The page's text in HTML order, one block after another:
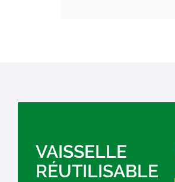
VAISSELLE
RÉUTILISABLE